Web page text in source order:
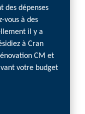
des dépenses
vous à des
il y a
à Cran
CM et
votre budget